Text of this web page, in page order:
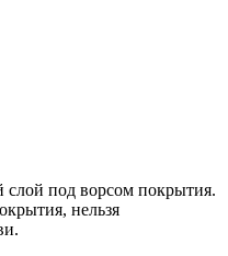
под ворсом покрытия.
нельзя